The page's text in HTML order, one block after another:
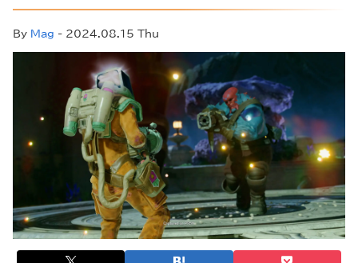
By Mag - 2024.08.15 Thu